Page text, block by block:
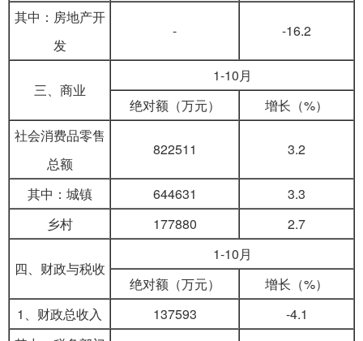
其中：房地产开
发
- -16.2
三、商业
1-10月
绝对额（万元）
增长（%）
社会消费品零售
总额
822511 3.2
其中：城镇 644631
3.3
乡村
177880 2.7
四、财政与税收
1-10月
绝对额（万元）
增长（%）
1、财政总收入
137593
-4.1